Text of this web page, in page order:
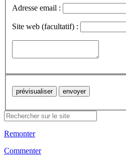
Adresse email :
Site web (facultatif) :
Remonter
Commenter